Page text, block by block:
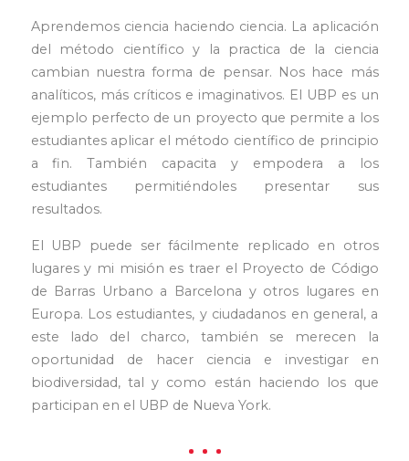
Aprendemos ciencia haciendo ciencia. La aplicación
del método científico y la practica de la ciencia
cambian nuestra forma de pensar. Nos hace más
analíticos, más críticos e imaginativos. El UBP es un
ejemplo perfecto de un proyecto que permite a los
estudiantes aplicar el método científico de principio
a fin. También capacita y empodera a los
estudiantes permitiéndoles presentar sus
resultados.
El UBP puede ser fácilmente replicado en otros
lugares y mi misión es traer el Proyecto de Código
de Barras Urbano a Barcelona y otros lugares en
Europa. Los estudiantes, y ciudadanos en general, a
este lado del charco, también se merecen la
oportunidad de hacer ciencia e investigar en
biodiversidad, tal y como están haciendo los que
participan en el UBP de Nueva York.